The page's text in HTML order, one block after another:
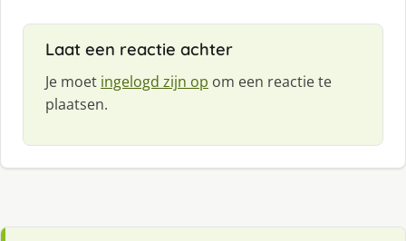
Laat een reactie achter
Je moet ingelogd zijn op om een reactie te
plaatsen.